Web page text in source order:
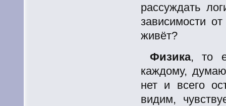
рассуждать
зависимости
живёт?
Физика, то
каждому,
нет и всего
видим,